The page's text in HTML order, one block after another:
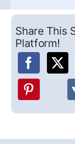
Share This
Platform!